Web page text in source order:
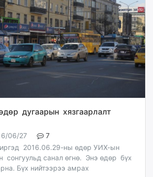
дугаарын хязгаарлалт
06/27
7
2016.06.29-ны өдөр УИХ-ын
сонгуульд санал өгнө. Энэ өдөр бүх
Бүх нийтээрээ амрах